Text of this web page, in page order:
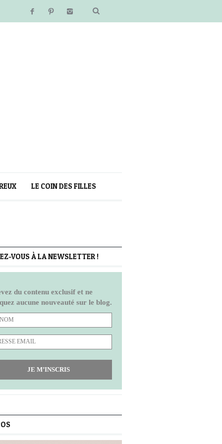
LE COIN DES FILLES
VOUS À LA NEWSLETTER !
du contenu exclusif et ne
aucune nouveauté sur le blog.
JE M’INSCRIS